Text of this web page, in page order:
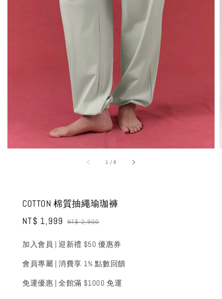
1 /8
COTTON 棉質抽繩瑜珈褲
Sale
NT$ 1,999 Regular
NT$ 2,900
加入會員 | 迎新禮 $50 優惠券
會員專屬 | 消費享 1% 點數回饋
免運優惠 | 全館滿 $1000 免運